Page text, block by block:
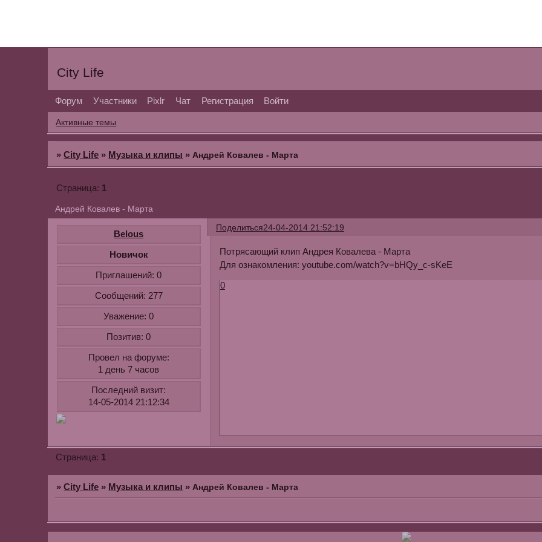
City Life
Форум Участники Pixlr Чат Регистрация Войти
Активные темы
»City Life » Музыка и клипы » Андрей Ковалев - Марта
Андрей Ковалев - Марта
Страница: 1
Поделиться24-04-2014 21:52:19
Belous
Новичок
Приглашений: 0
Сообщений: 277
Уважение: 0
Позитив: 0
Провел на форуме:
1 день 7 часов
Последний визит:
14-05-2014 21:12:34
Потрясающий клип Андрея Ковалева - Марта
Для ознакомления: youtube.com/watch?v=bHQy_c-sKeE
0
Страница: 1
»City Life » Музыка и клипы » Андрей Ковалев - Марта